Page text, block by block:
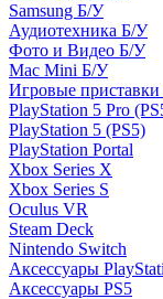
Samsung Б/У
Аудиотехника Б/У
Фото и Видео Б/У
Mac Mini Б/У
Игровые
PlayStation 5 Pro
PlayStation 5 (PS5)
PlayStation Portal
Xbox Series X
Xbox Series S
Oculus VR
Steam Deck
Nintendo Switch
Аксессуары
Аксессуары PS5